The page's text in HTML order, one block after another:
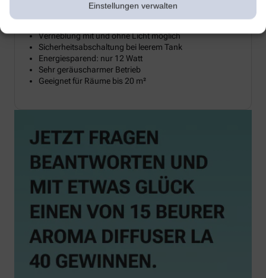
Einstellungen verwalten
Zur Raumbeduftung mit Aromaölen geeignet
Verneblung mit und ohne Licht möglich
Sicherheitsabschaltung bei leerem Tank
Energiesparend: nur 12 Watt
Sehr geräuscharmer Betrieb
Geeignet für Räume bis 20 m²